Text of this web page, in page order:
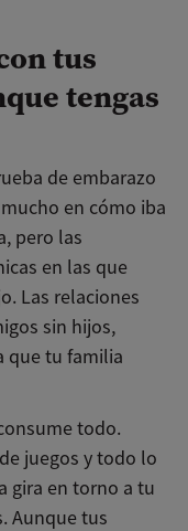
tus
tengas
de embarazo
en cómo iba
pero las
en las que
Las relaciones
sin hijos,
que tu familia
todo.
juegos y todo lo
gira en torno a tu
Aunque tus